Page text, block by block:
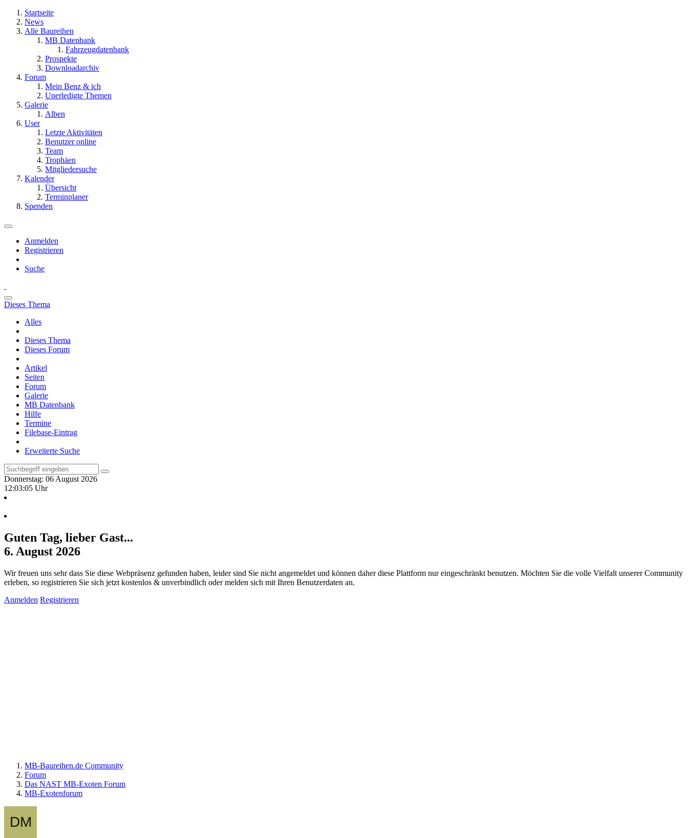
Startseite
News
Alle Baureihen
MB Datenbank
Fahrzeugdatenbank
Prospekte
Downloadarchiv
Forum
Mein Benz & ich
Unerledigte Themen
Galerie
Alben
User
Letzte Aktivitäten
Benutzer online
Team
Trophäen
Mitgliedersuche
Kalender
Übersicht
Terminplaner
Spenden
Anmelden
Registrieren
Suche
Dieses Thema
Alles
Dieses Thema
Dieses Forum
Artikel
Seiten
Forum
Galerie
MB Datenbank
Hilfe
Termine
Filebase-Eintrag
Erweiterte Suche
Donnerstag: 06 August 2026
12:03:06 Uhr
Guten Tag, lieber Gast...
6. August 2026
Wir freuen uns sehr dass Sie diese Webpräsenz gefunden haben, leider sind Sie nicht angemeldet und können daher diese Plattform nur eingeschränkt benutzen. Möchten Sie die volle Vielfalt unserer Community
erleben, so registrieren Sie sich jetzt kostenlos & unverbindlich oder melden sich mit Ihren Benutzerdaten an.
Anmelden Registrieren
MB-Baureihen.de Community
Forum
Das NAST MB-Exoten Forum
MB-Exotenforum